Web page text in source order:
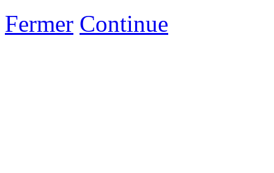
Fermer Continue